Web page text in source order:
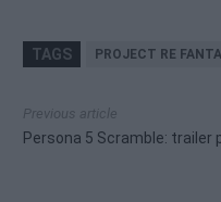
TAGS PROJECT RE
Previous article
Persona 5 Scramble: trailer